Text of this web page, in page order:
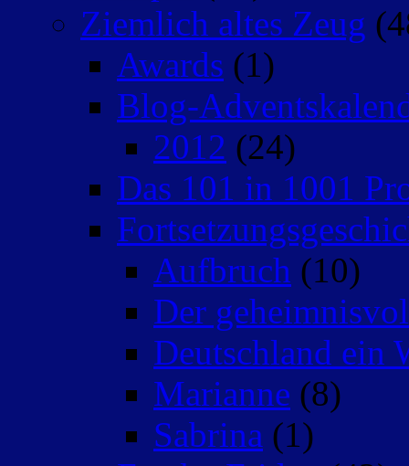
Ziemlich altes Zeug
Awards (1)
Blog-
2012 (24)
Das 101 in 1001
Aufbruch (10)
Der
Deutschland ein
Marianne (8)
Sabrina (1)